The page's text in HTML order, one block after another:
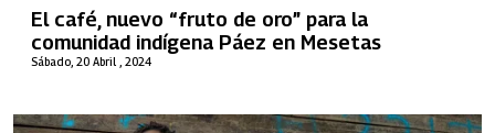
Sábado, 20 Abril , 2024
El café, nuevo “fruto de oro” para la
comunidad indígena Páez en Mesetas